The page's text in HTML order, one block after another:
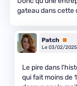
gateau dans cette
Patch
Le 03/02/2025
Le pire dans
qui fait moins de